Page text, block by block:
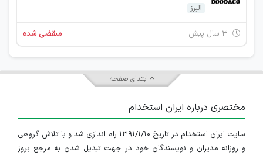
البرز
منقضی شده
ابتدای صفحه
مختصری درباره ایران استخدام
سایت ایران استخدام در تاریخ ۱۳۹۱/۱/۱۰ راه اندازی شد و با تلاش گروهی
و روزانه مدیران و نویسندگان خود در جهت تبدیل شدن به مرجع بروز